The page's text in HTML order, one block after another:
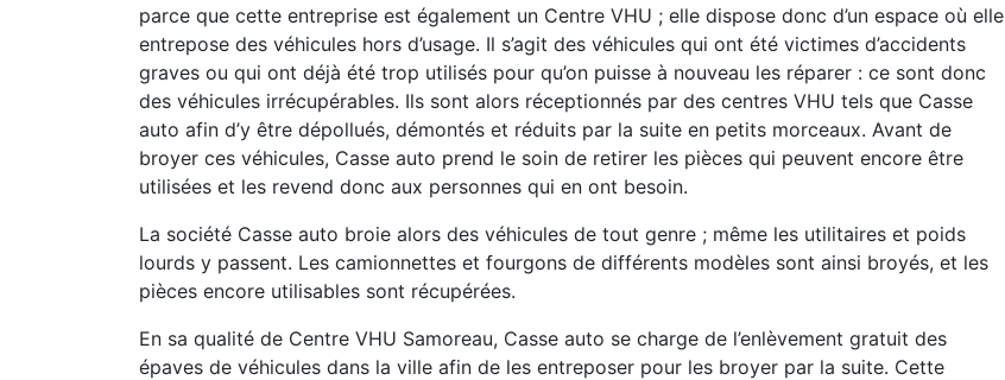
parce que cette entreprise est également un Centre VHU ; elle dispose donc d’un espace où elle
entrepose des véhicules hors d’usage. Il s’agit des véhicules qui ont été victimes d’accidents
graves ou qui ont déjà été trop utilisés pour qu’on puisse à nouveau les réparer : ce sont donc
des véhicules irrécupérables. Ils sont alors réceptionnés par des centres VHU tels que Casse
auto afin d’y être dépollués, démontés et réduits par la suite en petits morceaux. Avant de
broyer ces véhicules, Casse auto prend le soin de retirer les pièces qui peuvent encore être
utilisées et les revend donc aux personnes qui en ont besoin.
La société Casse auto broie alors des véhicules de tout genre ; même les utilitaires et poids
lourds y passent. Les camionnettes et fourgons de différents modèles sont ainsi broyés, et les
pièces encore utilisables sont récupérées.
En sa qualité de Centre VHU Samoreau, Casse auto se charge de l’enlèvement gratuit des
épaves de véhicules dans la ville afin de les entreposer pour les broyer par la suite. Cette